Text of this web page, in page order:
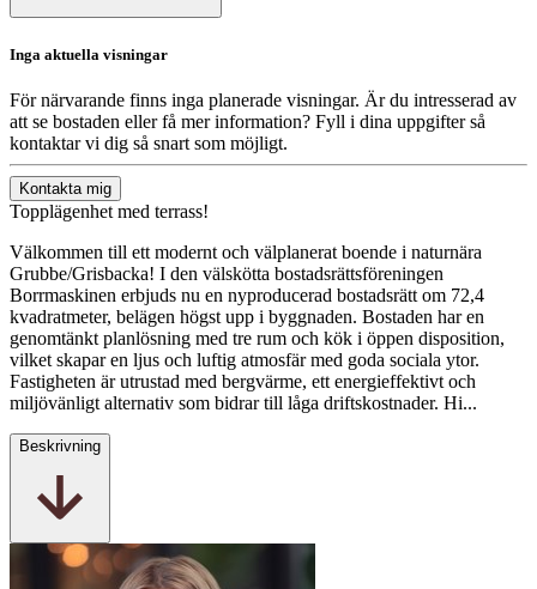
Inga aktuella visningar
För närvarande finns inga planerade visningar. Är du intresserad av
att se bostaden eller få mer information? Fyll i dina uppgifter så
kontaktar vi dig så snart som möjligt.
Kontakta mig
Topplägenhet med terrass!
Välkommen till ett modernt och välplanerat boende i naturnära
Grubbe/Grisbacka! I den välskötta bostadsrättsföreningen
Borrmaskinen erbjuds nu en nyproducerad bostadsrätt om 72,4
kvadratmeter, belägen högst upp i byggnaden. Bostaden har en
genomtänkt planlösning med tre rum och kök i öppen disposition,
vilket skapar en ljus och luftig atmosfär med goda sociala ytor.
Fastigheten är utrustad med bergvärme, ett energieffektivt och
miljövänligt alternativ som bidrar till låga driftskostnader. Hi...
Beskrivning